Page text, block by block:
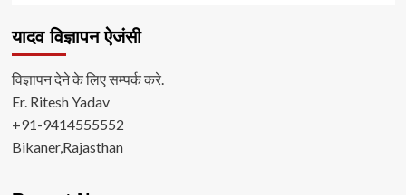
यादव विज्ञापन ऐजंसी
विज्ञापन देने के लिए सम्पर्क करे.
Er. Ritesh Yadav
+91-9414555552
Bikaner,Rajasthan